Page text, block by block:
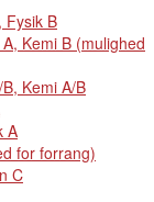
Fysik B
Kemi B (mulighed
Kemi A/B
A
for forrang)
C